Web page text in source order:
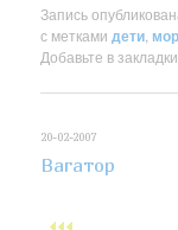
Запись
с метками дети
Добавьте в закладки
20-02-2007
Вагатор